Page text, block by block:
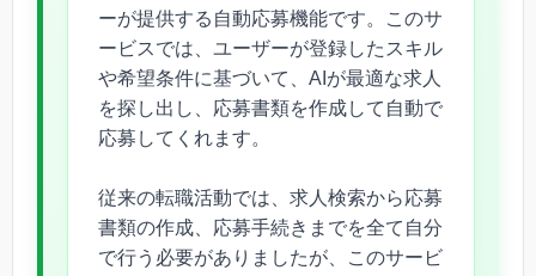
ーが提供する自動応募機能です。このサ
ービスでは、ユーザーが登録したスキル
や希望条件に基づいて、AIが最適な求人
を探し出し、応募書類を作成して自動で
応募してくれます。
従来の転職活動では、求人検索から応募
書類の作成、応募手続きまでを全て自分
で行う必要がありましたが、このサービ